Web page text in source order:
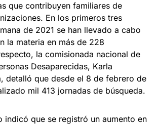
que contribuyen familiares de
En los primeros tres
de 2021 se han llevado a cabo
la materia en más de 228
la comisionada nacional de
Desaparecidas, Karla
detalló que desde el 8 de febrero de
mil 413 jornadas de búsqueda.
indicó que se registró un aumento en